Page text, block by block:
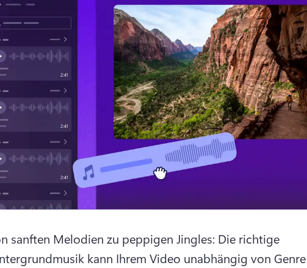
sanften Melodien zu peppigen Jingles: Die richtige
kann Ihrem Video unabhängig von